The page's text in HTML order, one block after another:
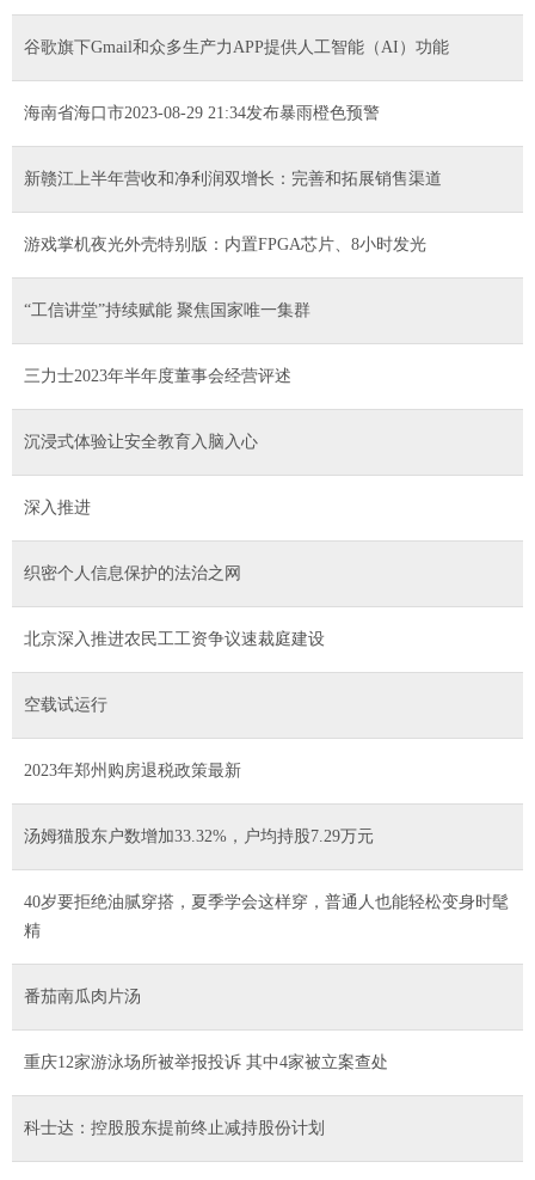
谷歌旗下Gmail和众多生产力APP提供人工智能（AI）功能
海南省海口市2023-08-29 21:34发布暴雨橙色预警
新赣江上半年营收和净利润双增长：完善和拓展销售渠道
游戏掌机夜光外壳特别版：内置FPGA芯片、8小时发光
“工信讲堂”持续赋能 聚焦国家唯一集群
三力士2023年半年度董事会经营评述
沉浸式体验让安全教育入脑入心
深入推进
织密个人信息保护的法治之网
北京深入推进农民工工资争议速裁庭建设
空载试运行
2023年郑州购房退税政策最新
汤姆猫股东户数增加33.32%，户均持股7.29万元
40岁要拒绝油腻穿搭，夏季学会这样穿，普通人也能轻松变身时髦
精
番茄南瓜肉片汤
重庆12家游泳场所被举报投诉 其中4家被立案查处
科士达：控股股东提前终止减持股份计划